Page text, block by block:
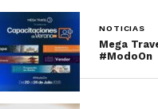
NOTICIAS
Mega
#ModoOn